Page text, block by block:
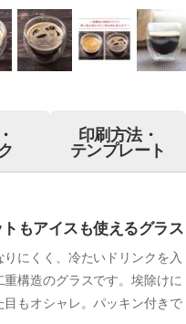
印刷方法・
テンプレート
もアイスも使えるグラス
にくく、冷たいドリンクを入
構造のグラスです。埃除けに
もオシャレ。パッキン付きで